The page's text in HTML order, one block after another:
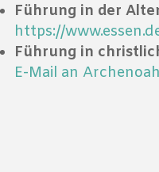
Führung in der
https://
Führung in
E-Mail an